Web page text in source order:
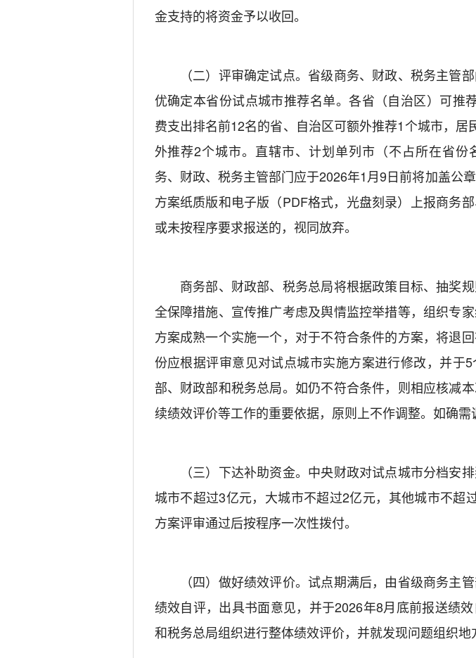
金支持的将资金予以收回。
（二）评审确定试点。省级商务、财政、税务主管部
优确定本省份试点城市推荐名单。各省（自治区）可推
费支出排名前12名的省、自治区可额外推荐1个城市，居
外推荐2个城市。直辖市、计划单列市（不占所在省份
务、财政、税务主管部门应于2026年1月9日前将加盖公
方案纸质版和电子版（PDF格式，光盘刻录）上报商务
或未按程序要求报送的，视同放弃。
商务部、财政部、税务总局将根据政策目标、抽奖规
全保障措施、宣传推广考虑及舆情监控举措等，组织专家
方案成熟一个实施一个，对于不符合条件的方案，将退
份应根据评审意见对试点城市实施方案进行修改，并于
部、财政部和税务总局。如仍不符合条件，则相应核减
续绩效评价等工作的重要依据，原则上不作调整。如确需
（三）下达补助资金。中央财政对试点城市分档安排
城市不超过3亿元，大城市不超过2亿元，其他城市不超
方案评审通过后按程序一次性拨付。
（四）做好绩效评价。试点期满后，由省级商务主管
绩效自评，出具书面意见，并于2026年8月底前报送绩
和税务总局组织进行整体绩效评价，并就发现问题组织地